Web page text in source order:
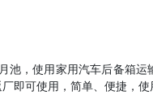
，使用家用汽车后备箱
即可使用，简单、便捷，使